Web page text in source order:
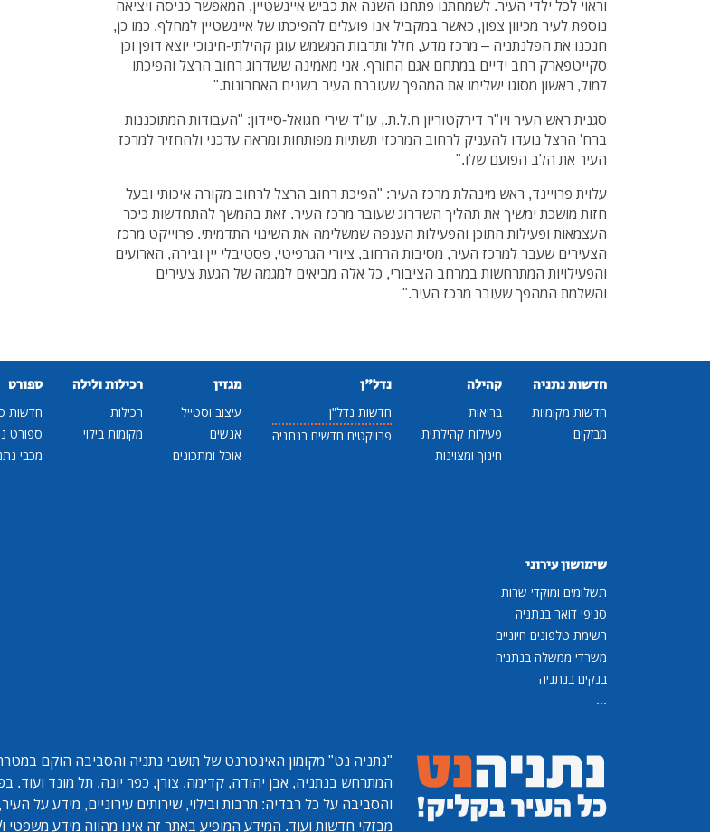
וראוי לכל ילדי העיר. לשמחתנו פתחנו השנה את כביש איינשטיין, המאפשר כניסה ויציאה
נוספת לעיר מכיוון צפון, כאשר במקביל אנו פועלים להפיכתו של איינשטיין למחלף. כמו כן,
חנכנו את הפלנתניה – מרכז מדע, חלל ותרבות המשמש עוגן קהילתי-חינוכי יוצא דופן וכן
סקייטפארק רחב ידיים במתחם אגם החורף. אני מאמינה ששדרוג רחוב הרצל והפיכתו
למול, ראשון מסוגו ישלימו את המהפך שעוברת העיר בשנים האחרונות."
סגנית ראש העיר ויו"ר דירקטוריון ח.ל.ת., עו"ד שירי חגואל-סיידון: "העבודות המתוכננות
ברח' הרצל נועדו להעניק לרחוב המרכזי תשתיות מפותחות ומראה עדכני ולהחזיר למרכז
העיר את הלב הפועם שלו."
עלוית פרויינד, ראש מינהלת מרכז העיר: "הפיכת רחוב הרצל לרחוב מקורה איכותי ובעל
חזות מושכת ימשיך את תהליך השדרוג שעובר מרכז העיר. זאת בהמשך להתחדשות כיכר
העצמאות ופעילות התוכן והפעילות הענפה שמשלימה את השינוי התדמיתי. פרוייקט מרכז
הצעירים שעבר למרכז העיר, מסיבות הרחוב, ציורי הגרפיטי, פסטיבלי יין ובירה, הארועים
והפעילויות המתרחשות במרחב הציבורי, כל אלה מביאים למגמה של הגעת צעירים
והשלמת המהפך שעובר מרכז העיר."
חדשות נתניה
חדשות מקומיות
מבזקים
קהילה
בריאות
פעילות קהילתית
חינוך ומצוינות
נדל"ן
חדשות נדל"ן
פרויקטים חדשים בנתניה
מגזין
עיצוב וסטייל
אנשים
אוכל ומתכונים
רכילות ולילה
רכילות
מקומות בילוי
ספורט
חדשות
ספורט
מכבי
שימושון עירוני
תשלומים ומוקדי שרות
סניפי דואר בנתניה
רשימת טלפונים חיוניים
משרדי ממשלה בנתניה
בנקים בנתניה
...
"נתניה נט" מקומון האינטרנט של תושבי נתניה והסביבה הוקם במטרה
המתרחש בנתניה, אבן יהודה, קדימה, צורן, כפר יונה, תל מונד ועוד.
והסביבה על כל רבדיה: תרבות ובילוי, שירותים עירוניים, מידע על
מבזקי חדשות ועוד. המידע המופיע באתר זה אינו מהווה מידע משפטי